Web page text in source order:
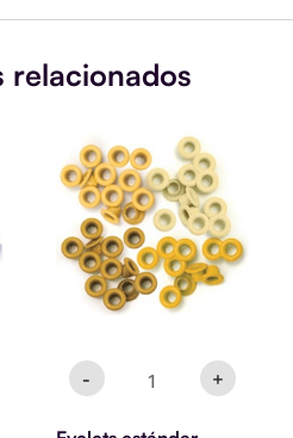
relacionados
-
estándar
Amarillo
cantidad
+